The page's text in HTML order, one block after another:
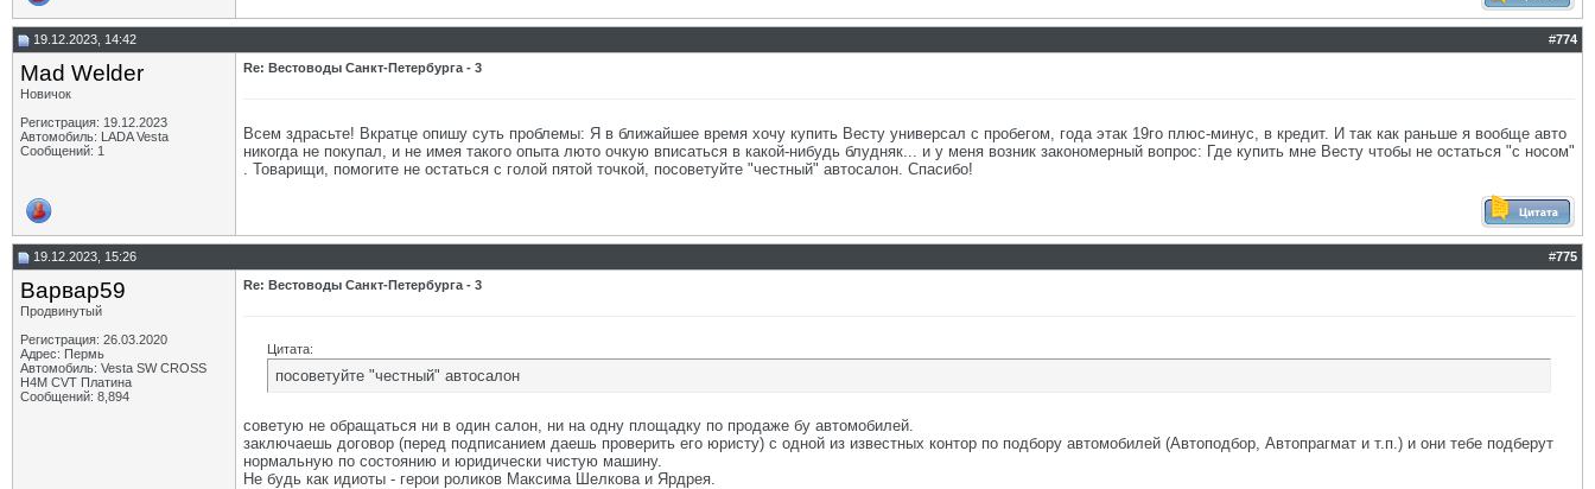
19.12.2023, 14:42 #774
Mad Welder
Новичок
Регистрация: 19.12.2023
Автомобиль: LADA Vesta
Сообщений: 1
Re: Вестоводы Санкт-Петербурга - 3
Всем здрасьте! Вкратце опишу суть проблемы: Я в ближайшее время хочу купить Весту универсал с пробегом, года этак 19го плюс-минус, в кредит. И так как раньше я вообще авто
никогда не покупал, и не имея такого опыта люто очкую вписаться в какой-нибудь блудняк... и у меня возник закономерный вопрос: Где купить мне Весту чтобы не остаться "с носом"
. Товарищи, помогите не остаться с голой пятой точкой, посоветуйте "честный" автосалон. Спасибо!
19.12.2023, 15:26 #775
Варвар59
Продвинутый
Регистрация: 26.03.2020
Адрес: Пермь
Автомобиль: Vesta SW CROSS
H4M CVT Платина
Сообщений: 8,894
Re: Вестоводы Санкт-Петербурга - 3
Цитата:
посоветуйте "честный" автосалон
советую не обращаться ни в один салон, ни на одну площадку по продаже бу автомобилей.
заключаешь договор (перед подписанием даешь проверить его юристу) с одной из известных контор по подбору автомобилей (Автоподбор, Автопрагмат и т.п.) и они тебе подберут
нормальную по состоянию и юридически чистую машину.
Не будь как идиоты - герои роликов Максима Шелкова и Ярдрея.